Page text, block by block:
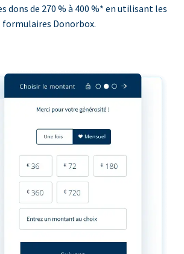
dons de 270 % à 400 %* en utilisant les
formulaires Donorbox.